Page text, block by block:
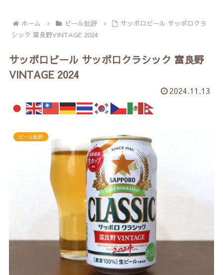
ホーム ビール批評
サッポロビール サッポロクラ
シック 富良野VINTAGE 2024
サッポロビール サッポロクラシック 富良野
VINTAGE 2024
2024.11.13
ビール批評